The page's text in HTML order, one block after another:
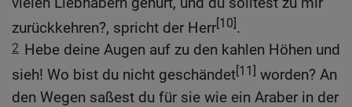
zurückkehren?, spricht der Herr[10].
2 Hebe deine Augen auf zu den kahlen Höhen und
sieh! Wo bist du nicht geschändet[11] worden? An
den Wegen saßest du für sie wie ein Araber in der